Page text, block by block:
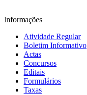
Informações
Atividade Regular
Boletim Informativo
Actas
Concursos
Editais
Formulários
Taxas